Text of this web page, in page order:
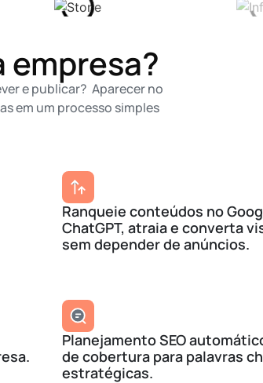
empresa?
e publicar? Aparecer no
em um processo simples
Ranqueie conteúdos no
ChatGPT, atraia e converta
sem depender de anúncios.
Planejamento SEO
de cobertura para palavras
estratégicas.